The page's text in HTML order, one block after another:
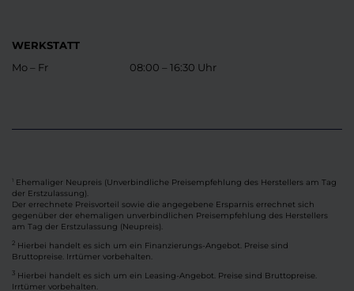
WERKSTATT
Mo – Fr
08:00 – 16:30 Uhr
Ehemaliger Neupreis (Unverbindliche Preisempfehlung des Herstellers am Tag
der Erstzulassung).
Der errechnete Preisvorteil sowie die angegebene Ersparnis errechnet sich
gegenüber der ehemaligen unverbindlichen Preisempfehlung des Herstellers
am Tag der Erstzulassung (Neupreis).
2 Hierbei handelt es sich um ein Finanzierungs-Angebot. Preise sind
Bruttopreise. Irrtümer vorbehalten.
3 Hierbei handelt es sich um ein Leasing-Angebot. Preise sind Bruttopreise.
Irrtümer vorbehalten.